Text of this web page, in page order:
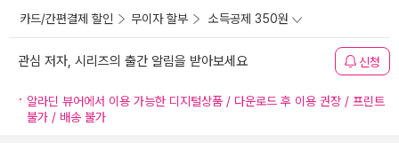
카드/간편결제 할인 무이자 할부 소득공제 350원
관심 저자, 시리즈의 출간 알림을 받아보세요 신청
알라딘 뷰어에서 이용 가능한 디지털상품 / 다운로드 후 이용 권장 / 프린트
불가 / 배송 불가